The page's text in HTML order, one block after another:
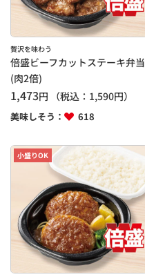
贅沢を味わう
倍盛ビーフカットステーキ弁当
(肉2倍)
1,473円 （税込： 1,590円）
美味しそう： 618
小盛りOK